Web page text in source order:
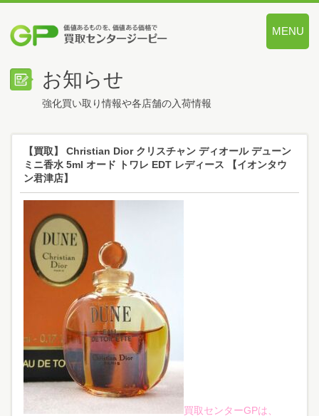
MENU
お知らせ
強化買い取り情報や各店舗の入荷情報
【買取】 Christian Dior クリスチャン ディオール デューン
ミニ香水 5ml オード トワレ EDT レディース 【イオンタウ
ン君津店】
買取センターGPは、